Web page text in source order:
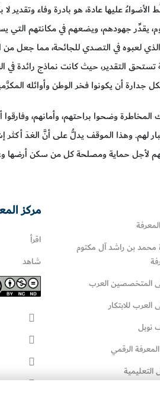
عليها عادة، هو بادرة وفاء وتقدير لا
جهودهم، ويضعهم في مكانتهم التي
الذي لعبوه في التصدي للجائحة، مما جعل
تستحق التقدير، حيث كانت نماذج رائدة
جدارة أن يكونوا فخر الوطن وأوائله
المخاطرة وضحوا براحتهم، وأمانهم،
لهم. وهذا الموقف يدلُّ على أنَّ الغدَ أكثر
لأجل حماية ومصلحة كل من سكن أرضها
محمد بن راشد آل مكتوم
المتخصصين العرب
العرب للابتكار
نوبل
الرقمي
التعليمية
مركز
اقرأ
شاهد